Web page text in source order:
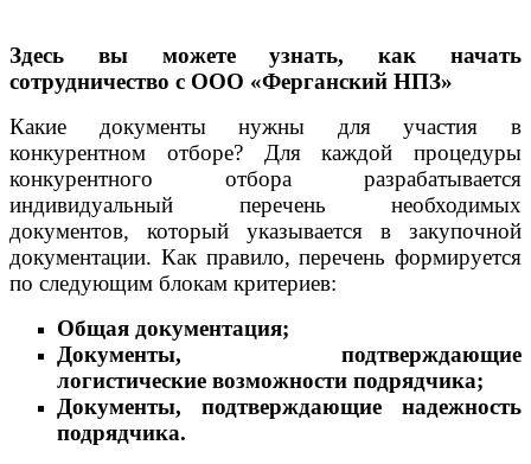
Здесь вы можете узнать, как начать
сотрудничество с ООО «Ферганский НПЗ»
Какие документы нужны для участия в
конкурентном отборе? Для каждой процедуры
конкурентного отбора разрабатывается
индивидуальный перечень необходимых
документов, который указывается в закупочной
документации. Как правило, перечень формируется
по следующим блокам критериев:
Общая документация;
Документы, подтверждающие
логистические возможности подрядчика;
Документы, подтверждающие надежность
подрядчика.